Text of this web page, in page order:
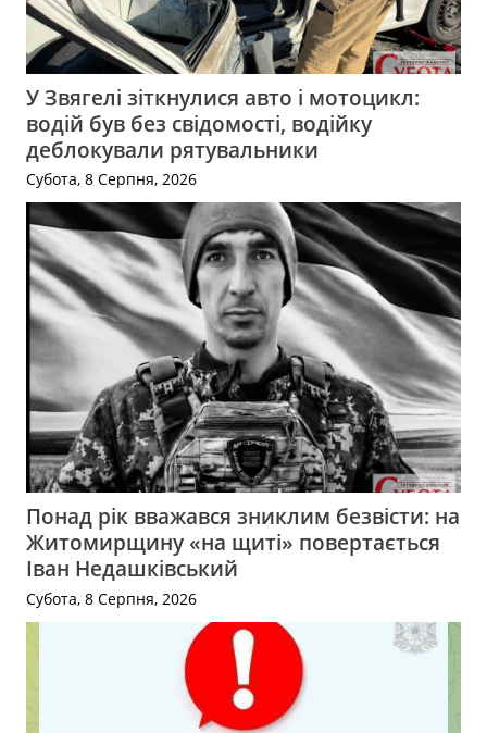
У Звягелі зіткнулися авто і мотоцикл:
водій був без свідомості, водійку
деблокували рятувальники
Субота, 8 Серпня, 2026
Понад рік вважався зниклим безвісти: на
Житомирщину «на щиті» повертається
Іван Недашківський
Субота, 8 Серпня, 2026